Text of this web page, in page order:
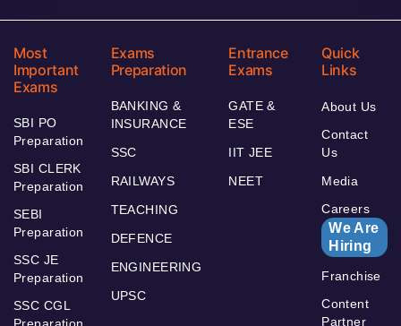
Most
Important
Exams
SBI PO
Preparation
SBI CLERK
Preparation
SEBI
Preparation
SSC JE
Preparation
SSC CGL
Preparation
Exams
Preparation
BANKING &
INSURANCE
SSC
RAILWAYS
TEACHING
DEFENCE
ENGINEERING
UPSC
Entrance
Exams
GATE &
ESE
IIT JEE
NEET
Quick
Links
About Us
Contact
Us
Media
Careers
We Are
Hiring
Franchise
Content
Partner